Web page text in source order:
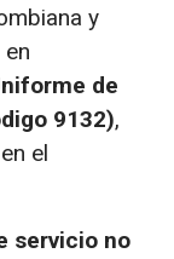
y
de
9132),
el
servicio no